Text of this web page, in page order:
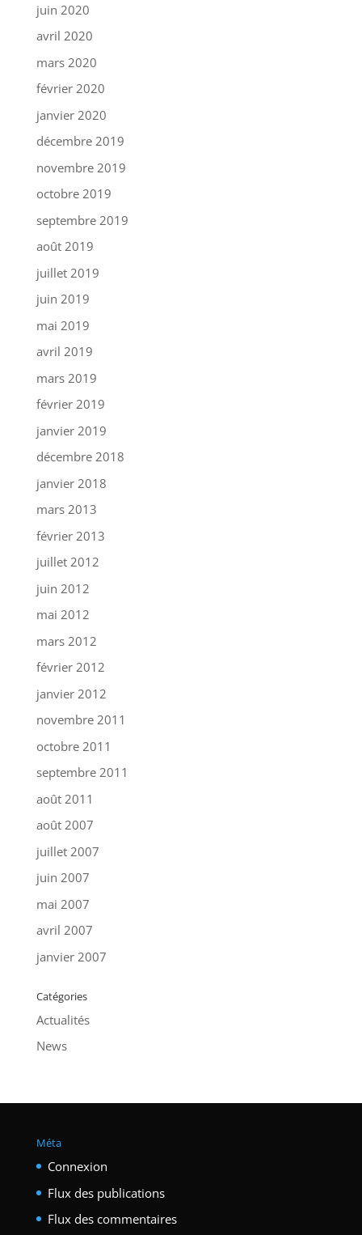
juin 2020
avril 2020
mars 2020
février 2020
janvier 2020
décembre 2019
novembre 2019
octobre 2019
septembre 2019
août 2019
juillet 2019
juin 2019
mai 2019
avril 2019
mars 2019
février 2019
janvier 2019
décembre 2018
janvier 2018
mars 2013
février 2013
juillet 2012
juin 2012
mai 2012
mars 2012
février 2012
janvier 2012
novembre 2011
octobre 2011
septembre 2011
août 2011
août 2007
juillet 2007
juin 2007
mai 2007
avril 2007
janvier 2007
Catégories
Actualités
News
Méta
Connexion
Flux des publications
Flux des commentaires